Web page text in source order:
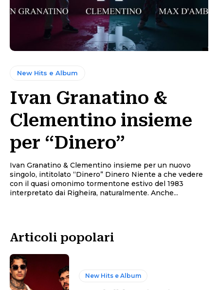
New Hits e Album
Ivan Granatino &
Clementino insieme
per “Dinero”
Ivan Granatino & Clementino insieme per un nuovo
singolo, intitolato “Dinero” Dinero Niente a che vedere
con il quasi omonimo tormentone estivo del 1983
interpretato dai Righeira, naturalmente. Anche...
Articoli popolari
New Hits e Album